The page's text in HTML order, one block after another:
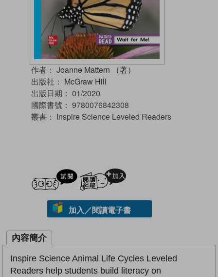
作者： Joanne Mattern （著）
出版社： McGraw Hill
出版日期： 01/2020
國際書號： 9780076842308
叢書： Inspire Science Leveled Readers
試閲
加入／閱讀電子書
內容簡介
Inspire Science Animal Life Cycles Leveled
Readers help students build literacy on